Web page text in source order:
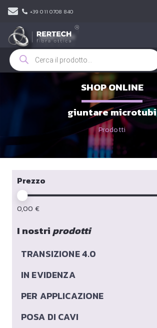
+39 011 0708 840
Ricerca
prodotti
SHOP ONLINE
giuntare microtubi
Prodotti
Prezzo
0,00 €
I nostriprodotti
TRANSIZIONE 4.0
IN EVIDENZA
PER APPLICAZIONE
POSA DI CAVI